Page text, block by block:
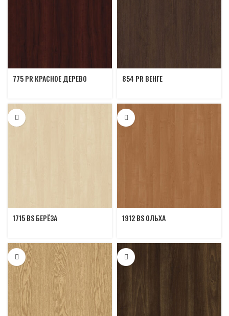
775 PR КРАСНОЕ ДЕРЕВО 854 PR ВЕНГЕ
1715 BS БЕРЁЗА 1912 BS ОЛЬХА